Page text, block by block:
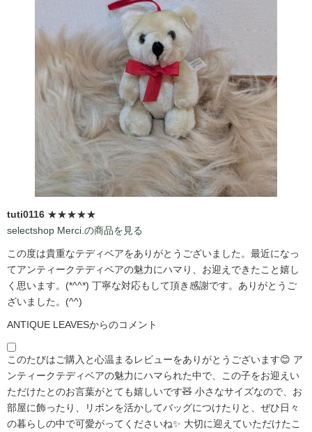
tuti0116 ★★★★★
selectshop Merci.の商品を見る
この度は貴重なテディベアをありがとうございました。最近になっ
てアンティークテディベアの魅力にハマり、お迎えできたこと嬉し
く思います。(*^^*) 丁寧な対応もして頂き感謝です。ありがとうご
ざいました。(^^)
ANTIQUE LEAVESからのコメント
このたびはご購入と心温まるレビューをありがとうございます😊 ア
ンティークテディベアの魅力にハマられた中で、この子をお迎えい
ただけたとのお言葉がとても嬉しいです🧸 小さなサイズなので、お
部屋に飾ったり、リボンを活かしてバッグにつけたりと、ぜひ日々
の暮らしの中で可愛がってくださいね✨ 大切に迎えていただけたこ